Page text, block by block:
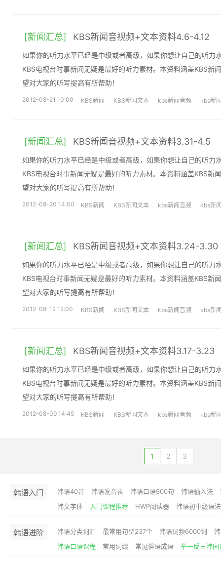
[新闻汇总] KBS新闻音视频+文本资料4.6-4.12
如果你的听力水平已经是中级或者高级，如果你想让自己的听力
KBS电视台时事新闻无疑是最好的听力素材。本资料涵盖KBS新
望对大家的听写提高有所帮助！
2012-08-21 10:00 KBS新闻 KBS新闻文本 kbs新闻音频 kbs新
[新闻汇总] KBS新闻音视频+文本资料3.31-4.5
如果你的听力水平已经是中级或者高级，如果你想让自己的听力
KBS电视台时事新闻无疑是最好的听力素材。本资料涵盖KBS新
望对大家的听写提高有所帮助！
2012-08-20 14:00 KBS新闻 KBS新闻文本 kbs新闻音频 kbs新
[新闻汇总] KBS新闻音视频+文本资料3.24-3.30
如果你的听力水平已经是中级或者高级，如果你想让自己的听力
KBS电视台时事新闻无疑是最好的听力素材。本资料涵盖KBS新
望对大家的听写提高有所帮助！
2012-08-12 12:00 KBS新闻 KBS新闻文本 kbs新闻音频 kbs新
[新闻汇总] KBS新闻音视频+文本资料3.17-3.23
如果你的听力水平已经是中级或者高级，如果你想让自己的听力
KBS电视台时事新闻无疑是最好的听力素材。本资料涵盖KBS新
望对大家的听写提高有所帮助！
2012-08-09 14:45 KBS新闻 KBS新闻文本 kbs新闻音频 kbs新
1 2 3
韩语入门 韩语40音 韩语发音表 韩语口语900句 韩语输入法
韩文字体
入门课程推荐 HWP阅读器 韩语初中级语
韩语进阶 韩语分类词汇 最常用句型237个 韩语词频6000词
韩语口语课程
常用词缀 常见俗语成语 举一反三韩国